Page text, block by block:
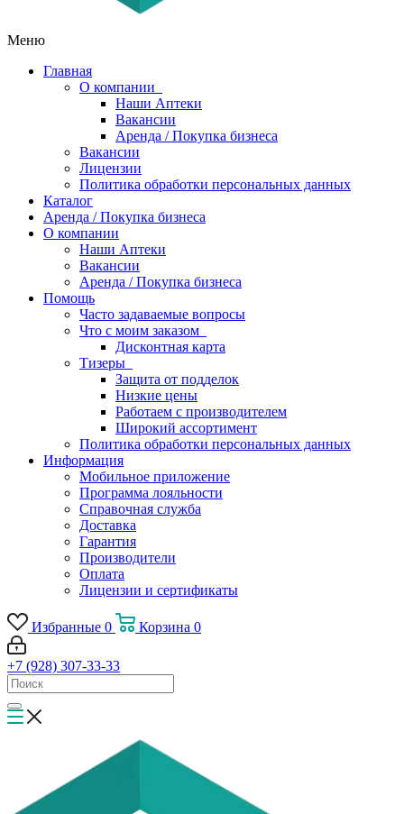
Меню
Главная
О компании
Наши Аптеки
Вакансии
Аренда / Покупка бизнеса
Вакансии
Лицензии
Политика обработки персональных данных
Каталог
Аренда / Покупка бизнеса
О компании
Наши Аптеки
Вакансии
Аренда / Покупка бизнеса
Помощь
Часто задаваемые вопросы
Что с моим заказом
Дисконтная карта
Тизеры
Защита от подделок
Низкие цены
Работаем с производителем
Широкий ассортимент
Политика обработки персональных данных
Информация
Мобильное приложение
Программа лояльности
Справочная служба
Доставка
Гарантия
Производители
Оплата
Лицензии и сертификаты
Избранные 0 Корзина 0
+7 (928) 307-33-33